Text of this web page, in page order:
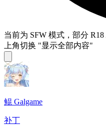
当前为 SFW 模式，部分
上角切换 "显示全部内容"
鲲 Galgame
补丁